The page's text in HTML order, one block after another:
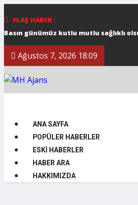
FLAŞ HABER :
Basın günümüz kutlu mutlu sağlıklı
DAÜ’DE TOPLU İŞ SÖZLEMESİ’NE EK
Ortak konser
DAÜ MİMARLIK FAKÜLTESİ ÖĞRETİM
TÜRKÜLERLE DAÜ’NÜN BU YILKİ
TELSİM FREEZONE 8. LİSELERARASI
DAÜ DÜNYA ÜNİVERSİTELER ETKİ
Ağustos 7, 2026 18:09
ANA SAYFA
POPÜLER HABERLER
ESKI HABERLER
HABER ARA
HAKKIMIZDA